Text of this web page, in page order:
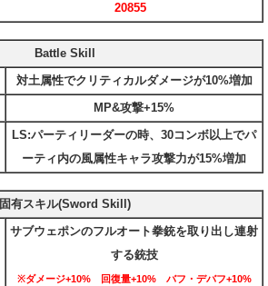
20855
Battle Skill
対土属性でクリティカルダメージが10%増加
MP&攻撃+15%
LS:パーティリーダーの時、30コンボ以上でパ
ーティ内の風属性キャラ攻撃力が15%増加
固有スキル(Sword Skill)
サブウェポンのフルオート拳銃を取り出し連射
する銃技
※ダメージ+10% 回復量+10% バフ・デバフ+10%